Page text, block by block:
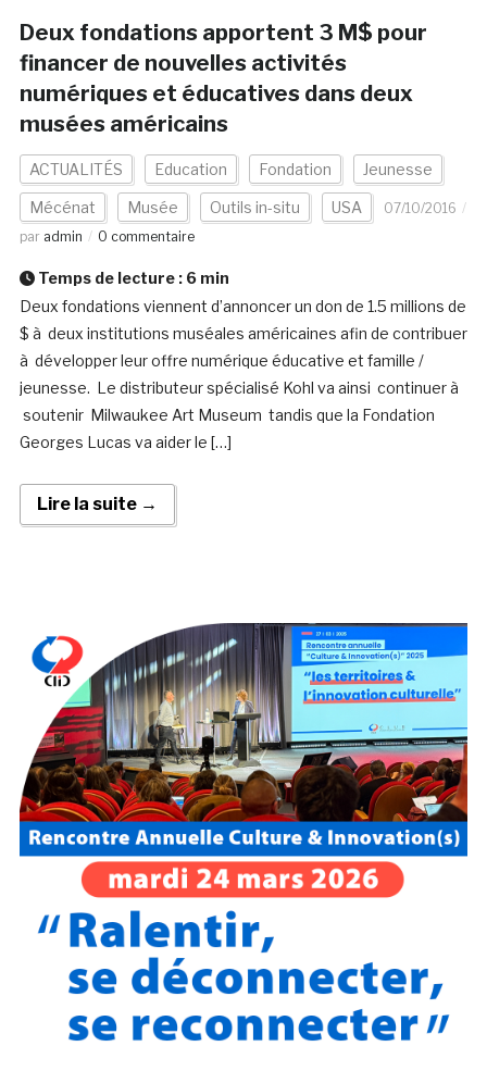
Deux fondations apportent 3 M$ pour
financer de nouvelles activités
numériques et éducatives dans deux
musées américains
ACTUALITÉS Education Fondation Jeunesse
Mécénat Musée Outils in-situ USA
07/10/2016
par admin 0 commentaire
Temps de lecture : 6 min
Deux fondations viennent d’annoncer un don de 1.5 millions de
$ à deux institutions muséales américaines afin de contribuer
à développer leur offre numérique éducative et famille /
jeunesse. Le distributeur spécialisé Kohl va ainsi continuer à
soutenir Milwaukee Art Museum tandis que la Fondation
Georges Lucas va aider le […]
Lire la suite →